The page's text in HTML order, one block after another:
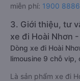
miễn phí: 1900
3. Giới thiệu, tư
xe đi Hoài Nhơn
Dòng xe đi Hoài
limousine 9 chỗ
Là sản phẩm xe đi